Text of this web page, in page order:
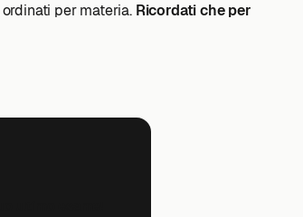
per materia. Ricordati che per